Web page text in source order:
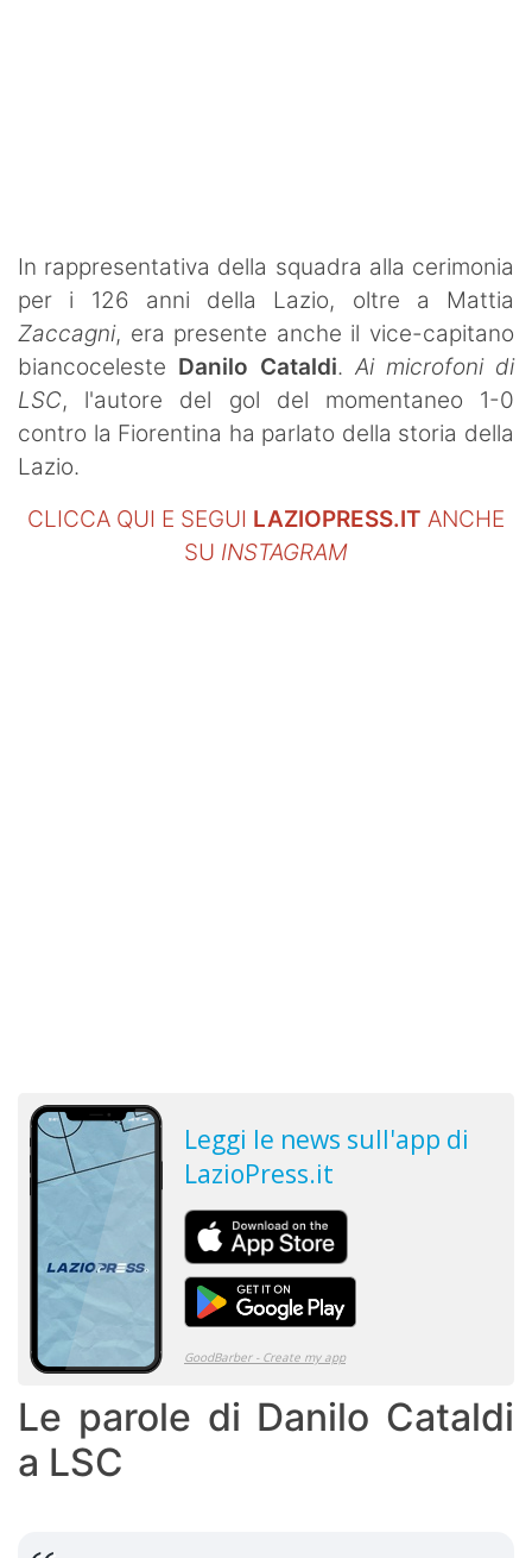
In rappresentativa della squadra alla cerimonia
per i 126 anni della Lazio, oltre a Mattia
Zaccagni, era presente anche il vice-capitano
biancoceleste Danilo Cataldi. Ai microfoni di
LSC, l'autore del gol del momentaneo 1-0
contro la Fiorentina ha parlato della storia della
Lazio.
CLICCA QUI E SEGUI LAZIOPRESS.IT ANCHE
SU INSTAGRAM
Le parole di Danilo Cataldi
a LSC